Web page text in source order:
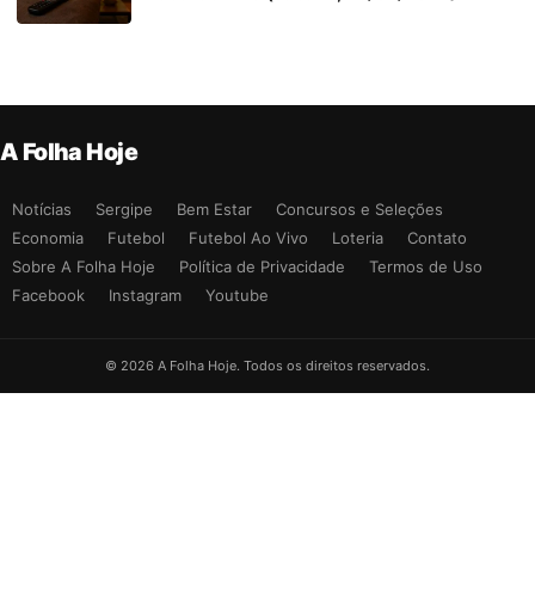
A Folha Hoje
Notícias Sergipe Bem Estar
Concursos e Seleções
Economia
Futebol Futebol Ao Vivo Loteria
Contato
Sobre A Folha Hoje
Política de Privacidade
Termos de Uso
Facebook
Instagram Youtube
© 2026 A Folha Hoje. Todos os direitos reservados.